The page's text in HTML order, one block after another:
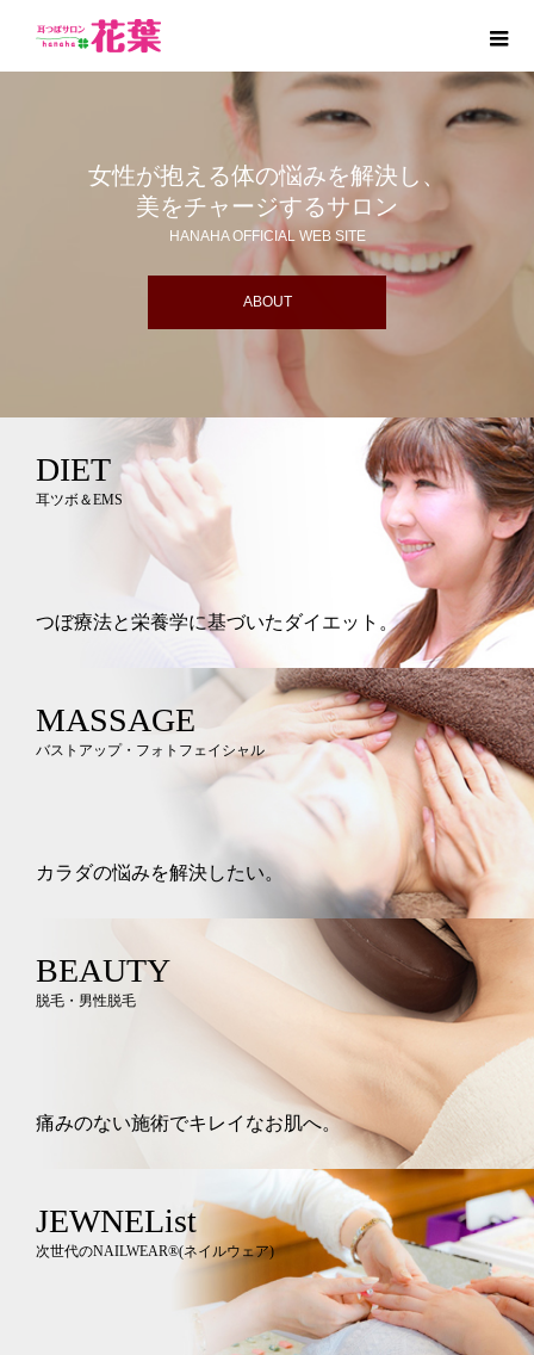
女性が抱える体の悩みを解決し、
美をチャージするサロン
HANAHA OFFICIAL WEB SITE
ABOUT
DIET
耳ツボ＆EMS
つぼ療法と栄養学に基づいたダイエット。
MASSAGE
バストアップ・フォトフェイシャル
カラダの悩みを解決したい。
BEAUTY
脱毛・男性脱毛
痛みのない施術でキレイなお肌へ。
JEWNEList
次世代のNAILWEAR®︎(ネイルウェア)